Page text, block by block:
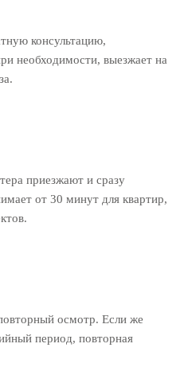
консультацию,
необходимости, выезжает на
приезжают и сразу
от 30 минут для квартир,
осмотр. Если же
период, повторная